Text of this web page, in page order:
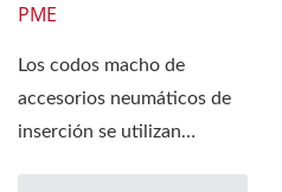
PME
Los codos macho de
accesorios neumáticos de
inserción se utilizan